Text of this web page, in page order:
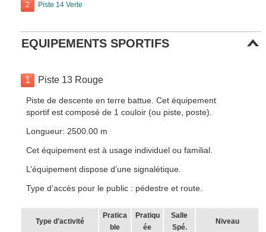
2 Piste 14 Verte
EQUIPEMENTS SPORTIFS
1 Piste 13 Rouge
Piste de descente en terre battue. Cet équipement
sportif est composé de 1 couloir (ou piste, poste).
Longueur: 2500.00 m
Cet équipement est à usage individuel ou familial.
L’équipement dispose d’une signalétique.
Type d’accès pour le public : pédestre et route.
Type d’activité
Pratica
ble
Pratiqu
ée
Salle
Spé.
Niveau